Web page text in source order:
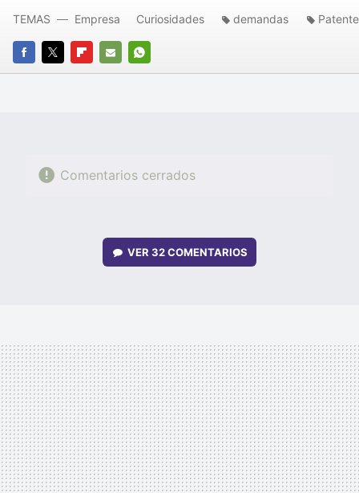
FACEBOOK
TWITTERFLIPBOARD
E-
WHATSAPP
TEMAS Empresa Curiosidades demandas
Comentarios cerrados
VER 32 COMENTARIOS